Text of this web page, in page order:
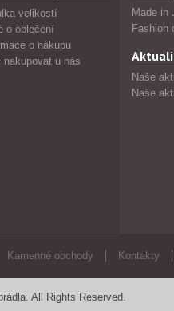
velikostí
o oblečení
o nákupu
nakupovat u nás
Made in
Fashion
Naše
Naše
Kamenné obchody Kontakty
All Rights Reserved.